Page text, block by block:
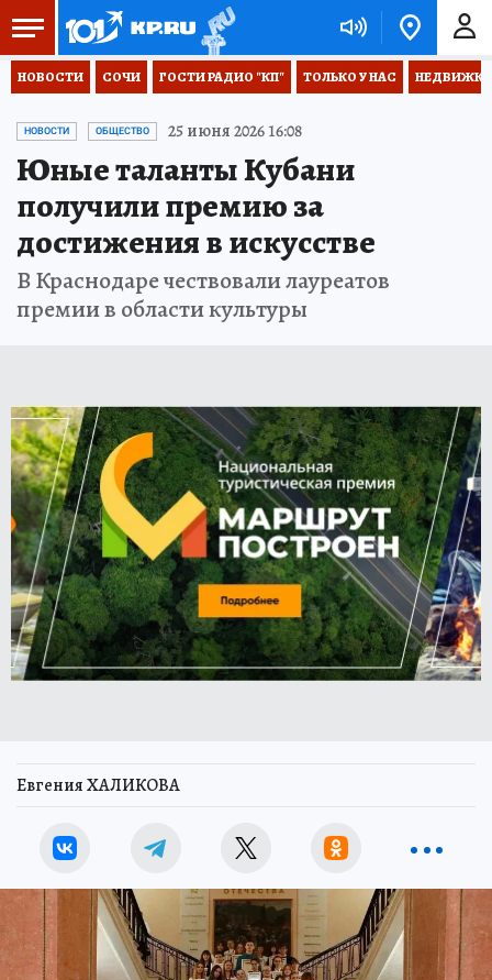
НОВОСТИ СОЧИ ГОСТИ РАДИО "КП" ТОЛЬКО У НАС НЕДВИЖКА
НОВОСТИ ОБЩЕСТВО 25 июня 2026 16:08
Юные таланты Кубани
получили премию за
достижения в искусстве
В Краснодаре чествовали лауреатов
премии в области культуры
Евгения ХАЛИКОВА